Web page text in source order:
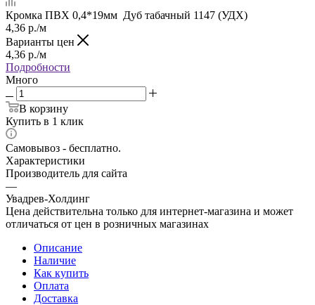
Кромка ПВХ 0,4*19мм Дуб табачный 1147 (УДХ)
4,36 р./м
Варианты цен
4,36 р./м
Подробности
Много
В корзину
Купить в 1 клик
Самовывоз - бесплатно.
Характеристики
Производитель для сайта
—
Увадрев-Холдинг
Цена действительна только для интернет-магазина и может
отличаться от цен в розничных магазинах
Описание
Наличие
Как купить
Оплата
Доставка